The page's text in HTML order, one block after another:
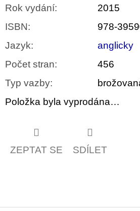
Rok vydání:
2015
ISBN:
978-
Jazyk:
anglicky
Počet stran:
456
Typ vazby:
Položka byla vyprodána…
ZEPTAT SE SDÍLET